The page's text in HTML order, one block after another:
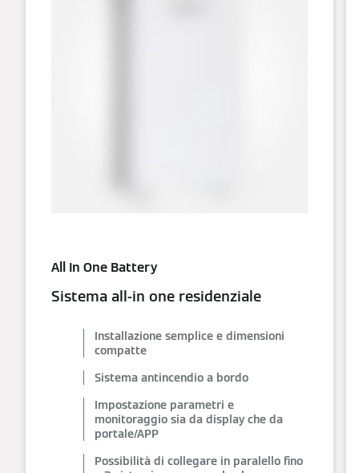
All In One Battery
Sistema all-in one residenziale
Installazione semplice e dimensioni
compatte
Sistema antincendio a bordo
Impostazione parametri e
monitoraggio sia da display che da
portale/APP
Possibilità di collegare in paralello fino